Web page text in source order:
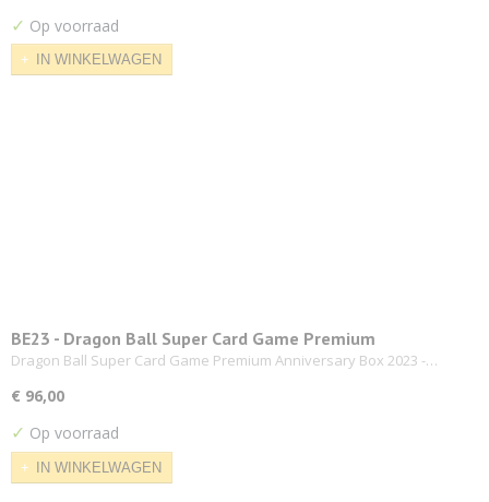
✓ Op voorraad
IN WINKELWAGEN
BE23 - Dragon Ball Super Card Game Premium
Anniversary Box 2023
Dragon Ball Super Card Game Premium Anniversary Box 2023 -…
€ 96,00
✓ Op voorraad
IN WINKELWAGEN